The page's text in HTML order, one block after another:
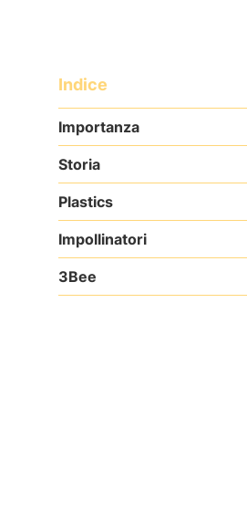
Indice
Importanza
Storia
Plastics
Impollinatori
3Bee